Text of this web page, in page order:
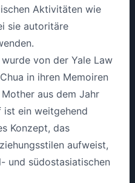
Aktivitäten wie
sie autoritäre
von der Yale Law
in ihren Memoiren
aus dem Jahr
ist ein weitgehend
Konzept, das
aufweist,
und südostasiatischen